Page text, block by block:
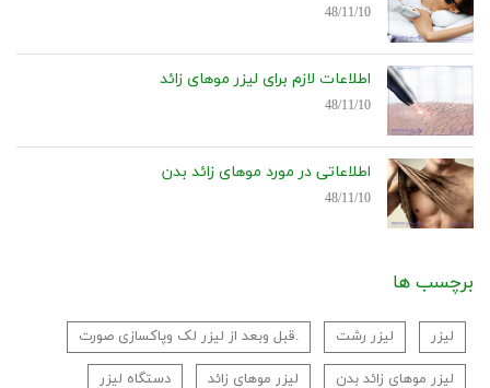
48/11/10
اطلاعات لازم برای لیزر موهای زائد
48/11/10
اطلاعاتی در مورد موهای زائد بدن
48/11/10
برچسب ها
قبل وبعد از لیزر لک وپاکسازی صورت. لیزر رشت لیزر
دستگاه لیزر لیزر موهای زائد لیزر موهای زائد بدن